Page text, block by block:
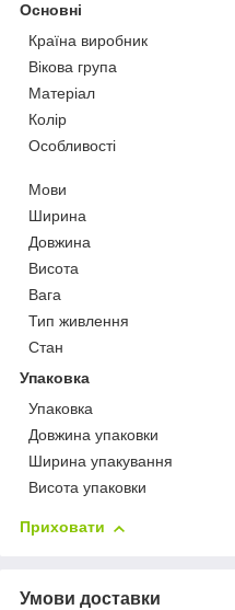
Основні
Країна виробник
Вікова група
Матеріал
Колір
Особливості
Мови
Ширина
Довжина
Висота
Вага
Тип живлення
Стан
Упаковка
Упаковка
Довжина упаковки
Ширина упакування
Висота упаковки
Приховати
Умови доставки